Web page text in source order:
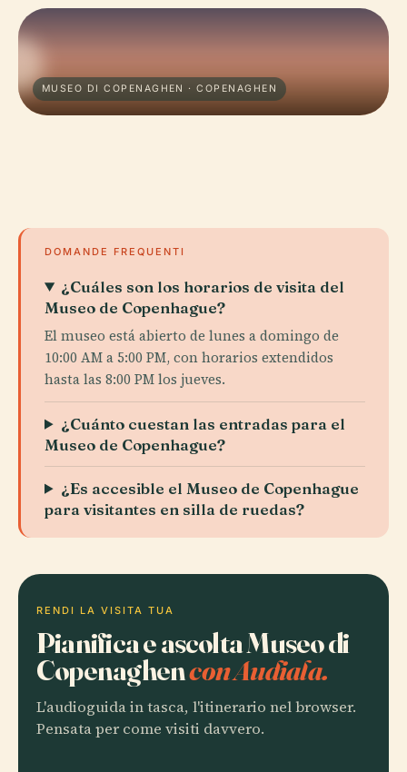
MUSEO DI COPENAGHEN · COPENAGHEN
DOMANDE FREQUENTI
¿Cuáles son los horarios de visita del
Museo de Copenhague?
El museo está abierto de lunes a domingo de
10:00 AM a 5:00 PM, con horarios extendidos
hasta las 8:00 PM los jueves.
¿Cuánto cuestan las entradas para el
Museo de Copenhague?
¿Es accesible el Museo de Copenhague
para visitantes en silla de ruedas?
RENDI LA VISITA TUA
Pianifica e ascolta Museo di
Copenaghencon Audiala.
L'audioguida in tasca, l'itinerario nel browser.
Pensata per come visiti davvero.